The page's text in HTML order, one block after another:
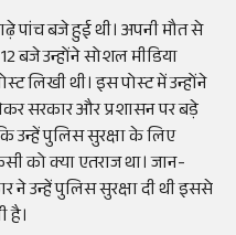
पांच बजे हुई थी। अपनी मौत से
बजे उन्होंने सोशल मीडिया
लिखी थी। इस पोस्ट में उन्होंने
सरकार और प्रशासन पर बड़े
उन्हें पुलिस सुरक्षा के लिए
को क्या एतराज था। जान-
ने उन्हें पुलिस सुरक्षा दी थी इससे
है।